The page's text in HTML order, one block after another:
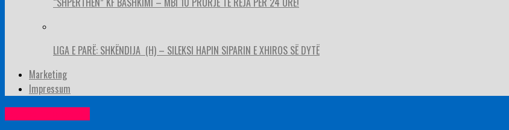
LIGA E PARË: SHKËNDIJA (H) – SILEKSI HAPIN SIPARIN E XHIROS SË DYTË
Marketing
Impressum